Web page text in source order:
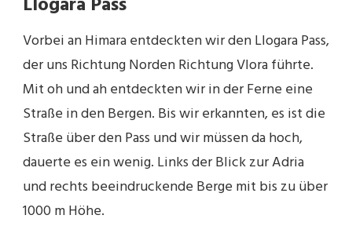
Vorbei an Himara entdeckten wir den Llogara Pass,
der uns Richtung Norden Richtung Vlora führte.
Mit oh und ah entdeckten wir in der Ferne eine
Straße in den Bergen. Bis wir erkannten, es ist die
Straße über den Pass und wir müssen da hoch,
dauerte es ein wenig. Links der Blick zur Adria
und rechts beeindruckende Berge mit bis zu über
1000 m Höhe.